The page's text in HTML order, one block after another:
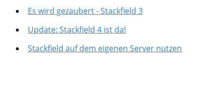
Es wird gezaubert - Stackfield 3
Update: Stackfield 4 ist da!
Stackfield auf dem eigenen Server nutzen